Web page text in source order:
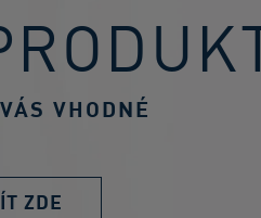
VHODNÉ
ZDE